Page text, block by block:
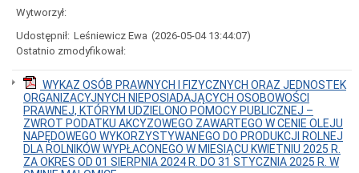
Wolne
miejsca
pracy
w
jednostkach
organizacyjnych
gminy
Petycje,
Wnioski
Skargi
Poradnik
Wytworzył:
Udostępnił: Leśniewicz Ewa (2026-05-04 13:44:07)
Ostatnio zmodyfikował:
WYKAZ OSÓB PRAWNYCH I FIZYCZNYCH ORAZ JEDNOSTEK
ORGANIZACYJNYCH NIEPOSIADAJĄCYCH OSOBOWOŚCI
PRAWNEJ, KTÓRYM UDZIELONO POMOCY PUBLICZNEJ –
ZWROT PODATKU AKCYZOWEGO ZAWARTEGO W CENIE OLEJU
NAPĘDOWEGO WYKORZYSTYWANEGO DO PRODUKCJI ROLNEJ
DLA ROLNIKÓW WYPŁACONEGO W MIESIĄCU KWIETNIU 2025 R.
ZA OKRES OD 01 SIERPNIA 2024 R. DO 31 STYCZNIA 2025 R. W